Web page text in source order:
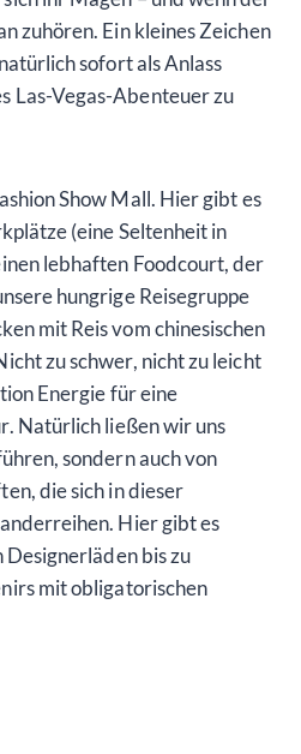
zuhören. Ein kleines Zeichen
sofort als Anlass
Las-Vegas-Abenteuer zu
Show Mall. Hier gibt es
(eine Seltenheit in
lebhaften Foodcourt, der
hungrige Reisegruppe
mit Reis vom chinesischen
zu schwer, nicht zu leicht
Energie für eine
Natürlich ließen wir uns
sondern auch von
die sich in dieser
Hier gibt es
bis zu
mit obligatorischen